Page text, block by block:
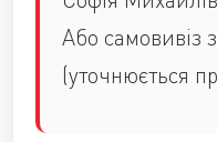
Або самовивіз
(уточнюється